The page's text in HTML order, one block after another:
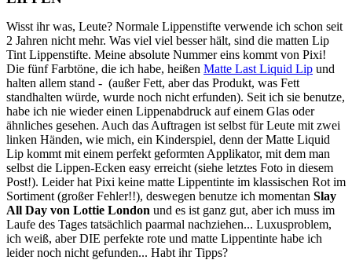
Wisst ihr was, Leute? Normale Lippenstifte verwende ich schon seit
2 Jahren nicht mehr. Was viel viel besser hält, sind die matten Lip
Tint Lippenstifte. Meine absolute Nummer eins kommt von Pixi!
Die fünf Farbtöne, die ich habe, heißen Matte Last Liquid Lip und
halten allem stand - (außer Fett, aber das Produkt, was Fett
standhalten würde, wurde noch nicht erfunden). Seit ich sie benutze,
habe ich nie wieder einen Lippenabdruck auf einem Glas oder
ähnliches gesehen. Auch das Auftragen ist selbst für Leute mit zwei
linken Händen, wie mich, ein Kinderspiel, denn der Matte Liquid
Lip kommt mit einem perfekt geformten Applikator, mit dem man
selbst die Lippen-Ecken easy erreicht (siehe letztes Foto in diesem
Post!). Leider hat Pixi keine matte Lippentinte im klassischen Rot im
Sortiment (großer Fehler!!), deswegen benutze ich momentan Slay
All Day von Lottie London und es ist ganz gut, aber ich muss im
Laufe des Tages tatsächlich paarmal nachziehen... Luxusproblem,
ich weiß, aber DIE perfekte rote und matte Lippentinte habe ich
leider noch nicht gefunden... Habt ihr Tipps?